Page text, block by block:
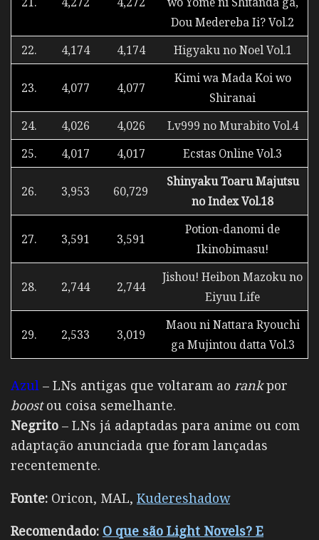
Dou Medereba Ii? Vol.2
22.
4,174 4,174 Higyaku no Noel Vol.1
23. 4,077 4,077
Kimi wa Mada Koi wo
Shiranai
24.
4,026 4,026
Lv999 no Murabito Vol.4
25.
4,017 4,017 Ecstas Online Vol.3
26. 3,953 60,729
Shinyaku Toaru Majutsu
no Index Vol.18
27. 3,591 3,591
Potion-danomi de
Ikinobimasu!
28. 2,744 2,744
Jishou! Heibon Mazoku no
Eiyuu Life
29. 2,533 3,019
Maou ni Nattara Ryouchi
ga Mujintou datta Vol.3
Azul – LNs antigas que voltaram ao rankpor
boostou coisa semelhante.
Negrito – LNs já adaptadas para anime ou com
adaptação anunciada que foram lançadas
recentemente.
Fonte: Oricon, MAL, Kudereshadow
Recomendado: O que são Light Novels? E